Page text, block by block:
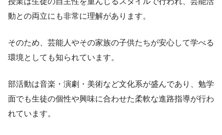
動との両立にも非常に理解があります。
そのため、芸能人やその家族の子供たちが安心して学べる
環境としても知られています。
部活動は音楽・演劇・美術など文化系が盛んであり、勉学
面でも生徒の個性や興味に合わせた柔軟な進路指導が行わ
れています。